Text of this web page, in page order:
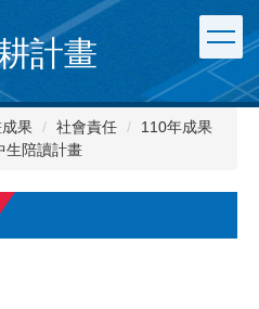
計畫
果 社會責任
110年成果
生陪讀計畫